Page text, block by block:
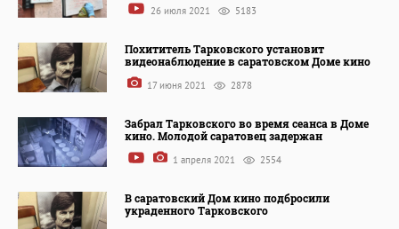
26 июля 2021 5183
Похититель Тарковского установит
видеонаблюдение в саратовском Доме кино
17 июня 2021 2878
Забрал Тарковского во время сеанса в Доме
кино. Молодой саратовец задержан
1 апреля 2021 2554
В саратовский Дом кино подбросили
украденного Тарковского